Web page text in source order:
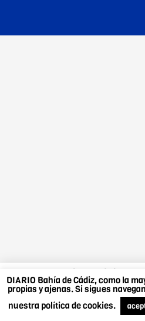
DIARIO Bahía de Cádiz, como la
propias y ajenas. Si sigues
nuestra política de cookies.
DIARIO Bahía de Cádiz,
utiliza cookies propias y
entendemos que aceptas
Más sobre este aviso